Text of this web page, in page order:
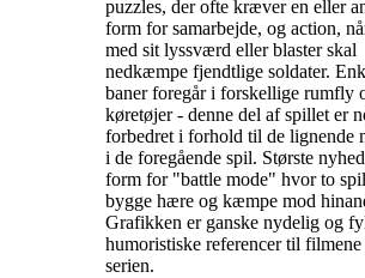
puzzles, der ofte kræver en eller
form for samarbejde, og action,
med sit lyssværd eller blaster skal
nedkæmpe fjendtlige soldater.
baner foregår i forskellige rumfly
køretøjer - denne del af spillet er
forbedret i forhold til de lignende
i de foregående spil. Største
form for "battle mode" hvor to
bygge hære og kæmpe mod
Grafikken er ganske nydelig og
humoristiske referencer til filmene
serien.